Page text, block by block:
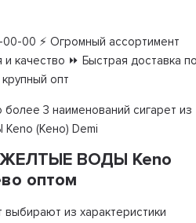
00 ⚡ Огромный ассортимент
и качество ⏩ Быстрая доставка
опт
3 наименований сигарет из
(Кено) Demi
ЖЕЛТЫЕ ВОДЫ Keno
оптом
из характеристики